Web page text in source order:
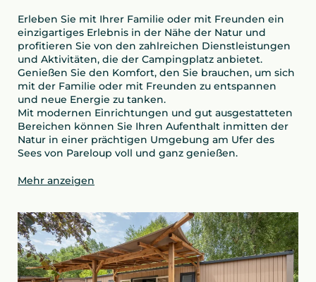
Erleben Sie mit Ihrer Familie oder mit Freunden ein
einzigartiges Erlebnis in der Nähe der Natur und
profitieren Sie von den zahlreichen Dienstleistungen
und Aktivitäten, die der Campingplatz anbietet.
Genießen Sie den Komfort, den Sie brauchen, um sich
mit der Familie oder mit Freunden zu entspannen
und neue Energie zu tanken.
Mit modernen Einrichtungen und gut ausgestatteten
Bereichen können Sie Ihren Aufenthalt inmitten der
Natur in einer prächtigen Umgebung am Ufer des
Sees von Pareloup voll und ganz genießen.
Mehr anzeigen